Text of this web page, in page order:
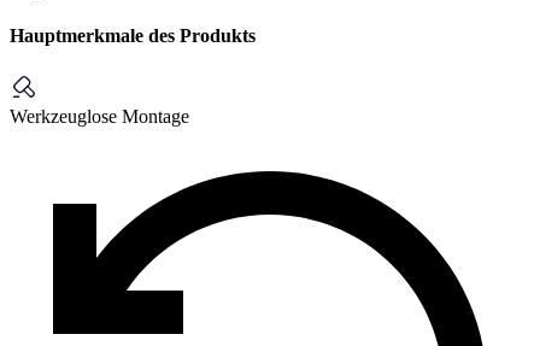
Hauptmerkmale des Produkts
Werkzeuglose Montage